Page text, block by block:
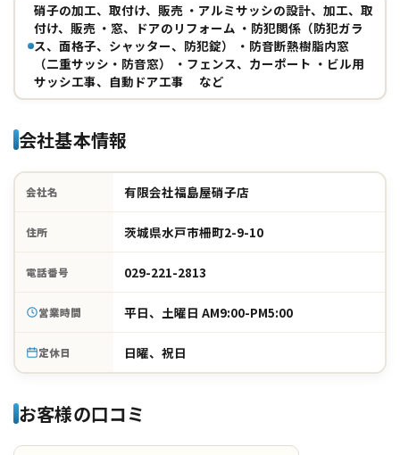
硝子の加工、取付け、販売 ・アルミサッシの設計、加工、取
付け、販売 ・窓、ドアのリフォーム ・防犯関係（防犯ガラ
ス、面格子、シャッター、防犯錠） ・防音断熱樹脂内窓
（二重サッシ・防音窓） ・フェンス、カーポート ・ビル用
サッシ工事、自動ドア工事 など
会社基本情報
会社名 有限会社福島屋硝子店
住所 茨城県水戸市柵町2-9-10
電話番号 029-221-2813
営業時間 平日、土曜日 AM9:00-PM5:00
定休日 日曜、祝日
お客様の口コミ